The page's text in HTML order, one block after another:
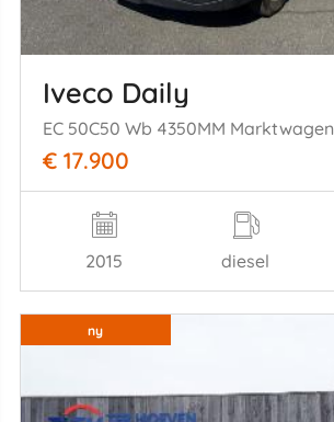
Iveco Daily
EC 50C50 Wb 4350MM Marktwagen
€ 17.900
2015 diesel
ny